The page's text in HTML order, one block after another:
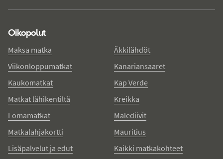
Oikopolut
Maksa matka
Viikonloppumatkat
Kaukomatkat
Matkat lähikentiltä
Lomamatkat
Matkalahjakortti
Lisäpalvelut ja edut
Äkkilähdöt
Kanariansaaret
Kap Verde
Kreikka
Malediivit
Mauritius
Kaikki matkakohteet